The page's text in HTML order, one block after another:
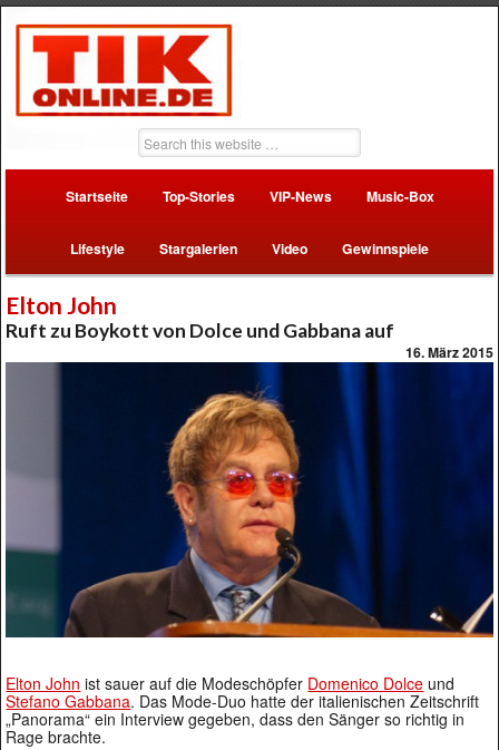
Startseite Top-Stories VIP-News Music-Box
Lifestyle Stargalerien Video Gewinnspiele
Elton John
Ruft zu Boykott von Dolce und Gabbana auf
16. März 2015
Elton John ist sauer auf die Modeschöpfer Domenico Dolce und
Stefano Gabbana. Das Mode-Duo hatte der italienischen Zeitschrift
„Panorama“ ein Interview gegeben, dass den Sänger so richtig in
Rage brachte.